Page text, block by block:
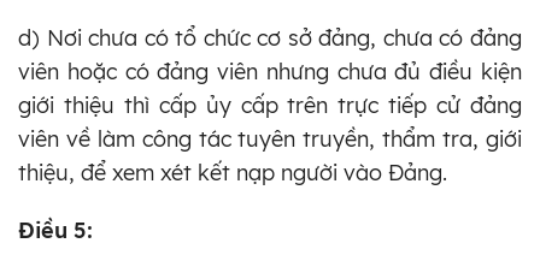
d) Nơi chưa có tổ chức cơ sở đảng, chưa có đảng
viên hoặc có đảng viên nhưng chưa đủ điều kiện
giới thiệu thì cấp ủy cấp trên trực tiếp cử đảng
viên về làm công tác tuyên truyền, thẩm tra, giới
thiệu, để xem xét kết nạp người vào Đảng.
Điều 5: